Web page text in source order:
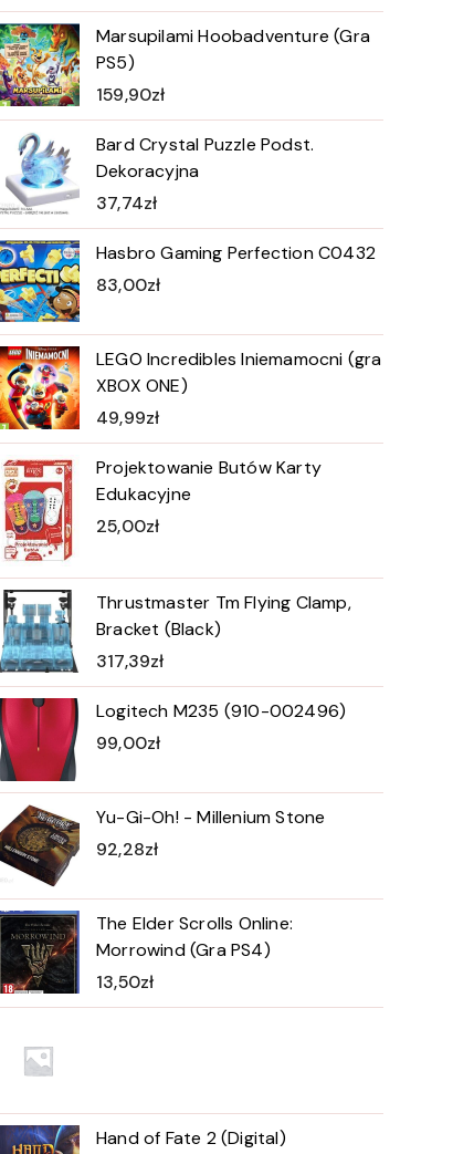
Marsupilami Hoobadventure (Gra
PS5)
159,90zł
Bard Crystal Puzzle Podst.
Dekoracyjna
37,74zł
Hasbro Gaming Perfection C0432
83,00zł
LEGO Incredibles Iniemamocni (gra
XBOX ONE)
49,99zł
Projektowanie Butów Karty
Edukacyjne
25,00zł
Thrustmaster Tm Flying Clamp,
Bracket (Black)
317,39zł
Logitech M235 (910-002496)
99,00zł
Yu-Gi-Oh! - Millenium Stone
92,28zł
The Elder Scrolls Online:
Morrowind (Gra PS4)
13,50zł
Hand of Fate 2 (Digital)